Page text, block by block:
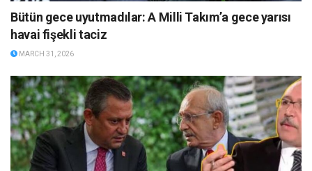
Bütün gece uyutmadılar: A Milli Takım’a gece yarısı
havai fişekli taciz
MARCH 31, 2026